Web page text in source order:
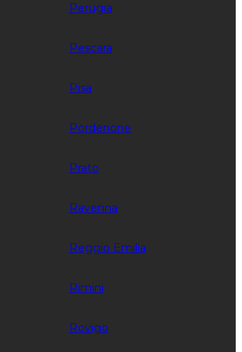
Perugia
Pescara
Pisa
Pordenone
Prato
Ravenna
Reggio Emilia
Rimini
Rovigo